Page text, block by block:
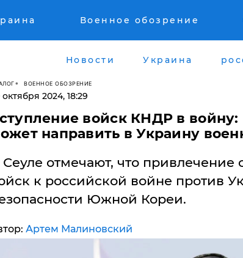
Военное обозрение
Новости Украина
ВОЕННОЕ ОБОЗРЕНИЕ
октября 2024, 18:29
войск КНДР в
направить в Украину
Сеуле отмечают, что привлечение
к российской войне против
Южной Кореи.
Артем Малиновский